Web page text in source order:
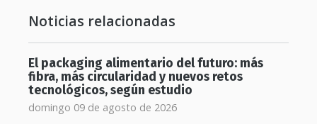
Noticias relacionadas
El packaging alimentario del futuro: más
fibra, más circularidad y nuevos retos
tecnológicos, según estudio
domingo 09 de agosto de 2026